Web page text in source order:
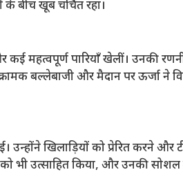
बीच खूब चर्चित रहा।
कई महत्वपूर्ण पारियाँ खेलीं। उनकी
बल्लेबाजी और मैदान पर ऊर्जा ने
खिलाड़ियों को प्रेरित करने और
भी उत्साहित किया, और उनकी